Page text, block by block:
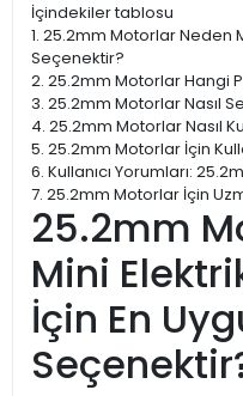
İçindekiler tablosu
1. 25.2mm Motorlar Neden
Seçenektir?
2. 25.2mm Motorlar Hangi
3. 25.2mm Motorlar Nasıl
4. 25.2mm Motorlar Nasıl
5. 25.2mm Motorlar İçin
6. Kullanıcı Yorumları:
7. 25.2mm Motorlar İçin
25.2mm
Mini
İçin En